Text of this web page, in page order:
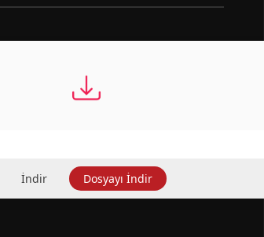
İndir Dosyayı İndir